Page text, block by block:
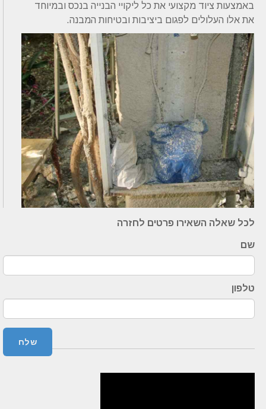
באמצעות ציוד מקצועי את כל ליקויי הבנייה בנכס ובמיוחד
את אלו העלולים לפגום ביציבות ובטיחות המבנה.
לכל שאלה השאירו פרטים לחזרה
שם
טלפון